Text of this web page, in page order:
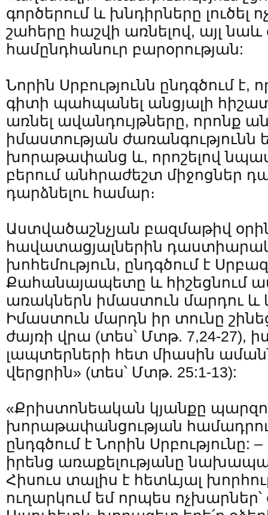
գործերում և խնդիրները լուծել
շահերը հաշվի առնելով, այլ նաև
համընդհանուր բարօրության:
Նորին Սրբությունն ընդգծում է,
գիտի պահպանել անցյալի
առնել ավանդույթները, որոնք
իմաստության ժառանգությունն
խորաթափանց և, որոշելով
բերում անհրաժեշտ միջոցներ
դարձնելու համար։
Աստվածաշնչյան բազմաթիվ
հավատացյալներին
խոհեմություն, ընդգծում է
Քահանայապետը և հիշեցնում
առակներն իմաստուն մարդու և
Իմաստուն մարդն իր տունը
ժայռի վրա (տես՝ Մտթ. 7,24-27),
լապտերների հետ միասին
վերցրին» (տես՝ Մտթ. 25:1-13):
«Քրիստոնեական կյանքը
խորաթափանցության
ընդգծում է Նորին Սրբությունը:
իրենց առաքելությանը
Հիսուս տալիս է հետևյալ
ուղարկում եմ որպես ոչխարներ՝